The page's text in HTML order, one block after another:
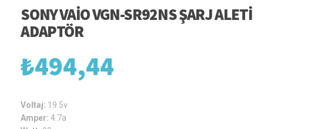
SONY VAIO VGN-SR92NS ŞARJ ALETI
ADAPTÖR
₺494,44
Voltaj: 19.5v
Amper:4.7a